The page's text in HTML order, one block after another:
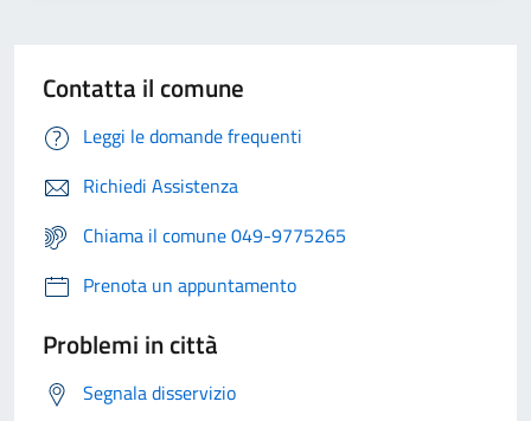
Contatta il comune
Leggi le domande frequenti
Richiedi Assistenza
Chiama il comune 049-9775265
Prenota un appuntamento
Problemi in città
Segnala disservizio